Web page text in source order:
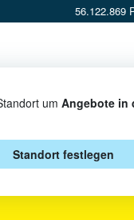
56.122.869
um Angebote in
Standort festlegen
GLOBUS -
& AKTIONEN